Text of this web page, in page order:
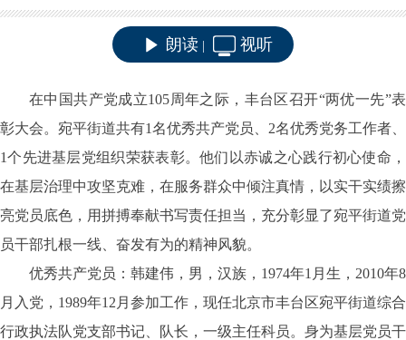
朗读 视听
在中国共产党成立105周年之际，丰台区召开“两优一先”表
彰大会。宛平街道共有1名优秀共产党员、2名优秀党务工作者、
1个先进基层党组织荣获表彰。他们以赤诚之心践行初心使命，
在基层治理中攻坚克难，在服务群众中倾注真情，以实干实绩擦
亮党员底色，用拼搏奉献书写责任担当，充分彰显了宛平街道党
员干部扎根一线、奋发有为的精神风貌。
优秀共产党员：韩建伟，男，汉族， 1974年1月生，2010年8
月入党，1989年12月参加工作，现任北京市丰台区宛平街道综合
行政执法队党支部书记、队长，一级主任科员。身为基层党员干